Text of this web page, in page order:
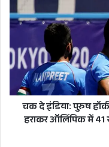
अक्तूबर
तक
प्रोटोकॉल
का
सख्ती
से
पालन,
इंडिया:
पुरुष
हॉकी
में
टीम
इंडिया
ने
जीता
ब्रॉन्ज़,
चक दे इंडिया: पुरुष हॉकी
हराकर ऑलिंपिक में 41